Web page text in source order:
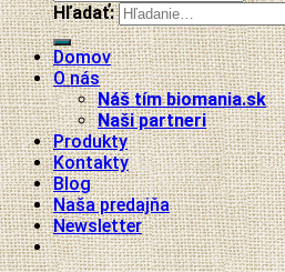
Hľadať:
Domov
O nás
Náš tím biomania.sk
Naši partneri
Produkty
Kontakty
Blog
Naša predajňa
Newsletter